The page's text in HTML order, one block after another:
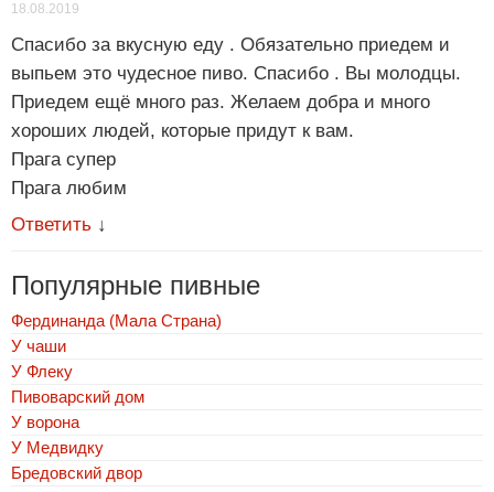
18.08.2019
Спасибо за вкусную еду . Обязательно приедем и
выпьем это чудесное пиво. Спасибо . Вы молодцы.
Приедем ещё много раз. Желаем добра и много
хороших людей, которые придут к вам.
Прага супер
Прага любим
Ответить ↓
Популярные пивные
Фердинанда (Мала Страна)
У чаши
У Флеку
Пивоварский дом
У ворона
У Медвидку
Бредовский двор